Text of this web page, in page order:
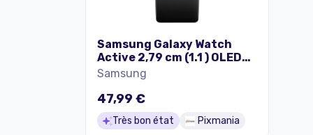
Samsung Galaxy Watch
Active 2,79 cm (1.1 ) OLED
40 mm Numérique 360 x
360 pixels Écran tactile
Noir Wifi GPS (satellite) -
Très bon état
Samsung
47,99 €
Très bon état Pixmania